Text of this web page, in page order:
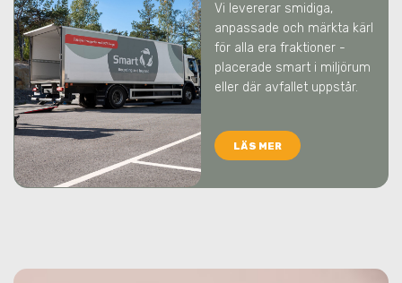
Vi levererar smidiga,
anpassade och märkta kärl
för alla era fraktioner -
placerade smart i miljörum
eller där avfallet uppstår.
LÄS MER